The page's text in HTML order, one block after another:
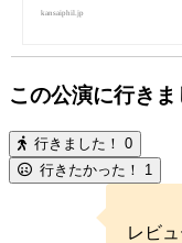
kansaiphil.jp
この公演に行きま
行きました！ 0
行きたかった！ 1
レビ